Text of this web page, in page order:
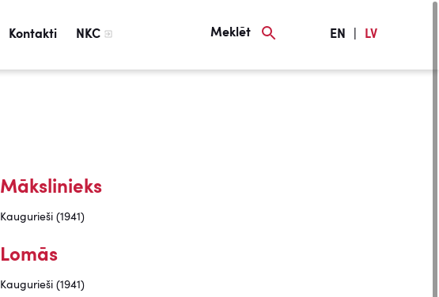
Kontakti NKC Meklēt EN LV
Mākslinieks
Kaugurieši (1941)
Lomās
Kaugurieši (1941)